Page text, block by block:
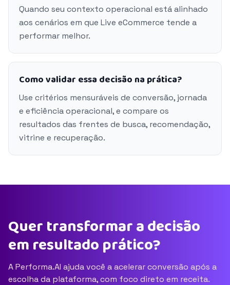
Quando seu contexto operacional está alinhado
aos cenários em que Live eCommerce tende a
performar melhor.
Como validar essa decisão na prática?
Use critérios mensuráveis de conversão, jornada
e eficiência operacional, e compare os
resultados das frentes de busca, recomendação,
vitrine e recuperação.
Quer transformar a decisão
em resultado prático?
A Performa.AI ajuda você a acelerar conversão após a
escolha da plataforma, com foco direto em receita.